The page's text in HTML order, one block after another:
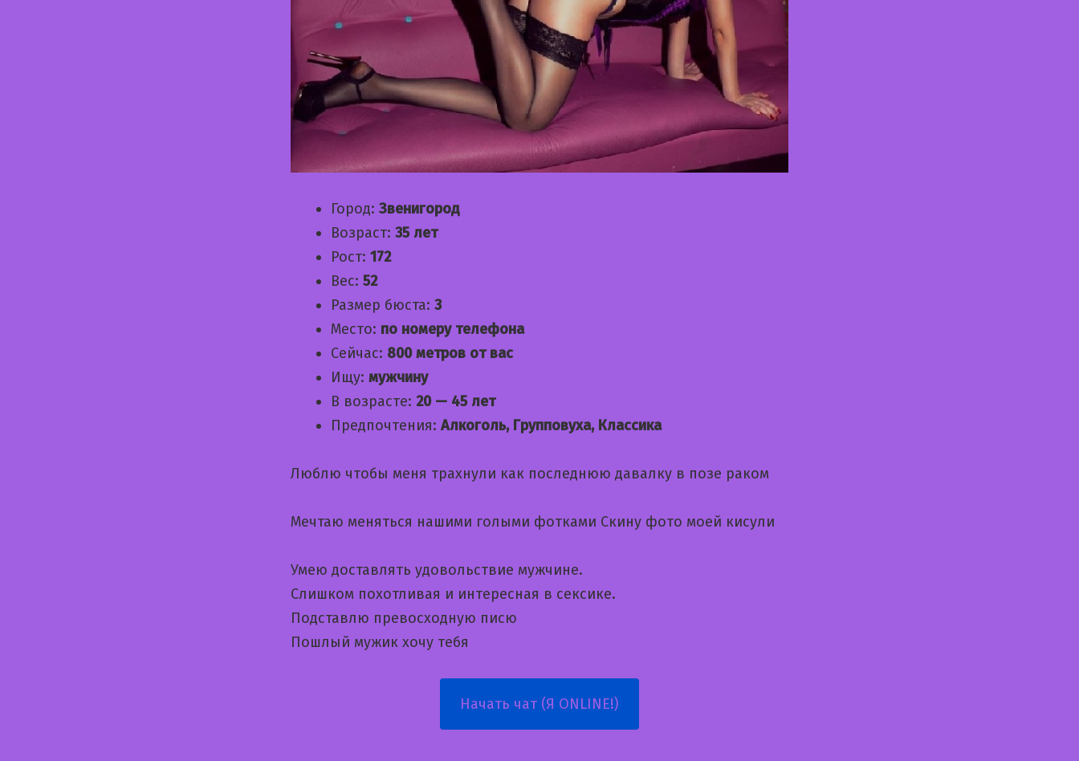
Город: Звенигород
Возраст: 35 лет
Рост: 172
Вес: 52
Размер бюста: 3
Место: по номеру телефона
Сейчас: 800 метров от вас
Ищу: мужчину
В возрасте: 20 — 45 лет
Предпочтения: Алкоголь, Групповуха, Классика
Люблю чтобы меня трахнули как последнюю давалку в позе раком
Мечтаю меняться нашими голыми фотками Скину фото моей кисули
Умею доставлять удовольствие мужчине.
Слишком похотливая и интересная в сексике.
Подставлю превосходную писю
Пошлый мужик хочу тебя
Начать чат (Я ONLINE!)